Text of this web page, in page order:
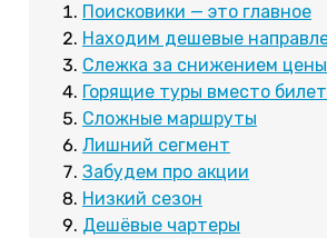
Поисковики — это главное
Находим дешевые
Слежка за снижением цены
Горящие туры вместо
Сложные маршруты
Лишний сегмент
Забудем про акции
Низкий сезон
Дешёвые чартеры